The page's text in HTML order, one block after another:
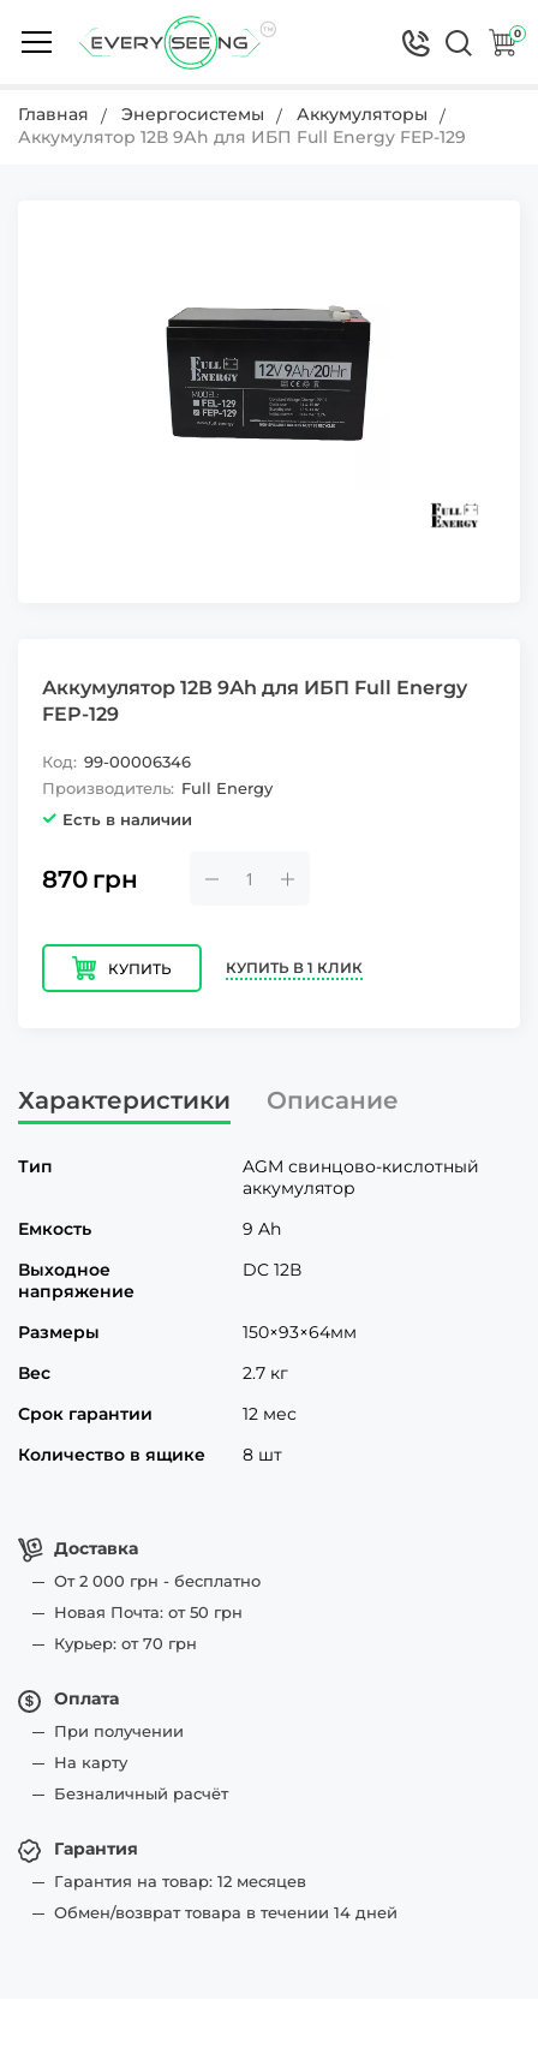
0
Главная Энергосистемы
Аккумуляторы
Аккумулятор 12В 9Аh для ИБП Full Energy FEP-129
Аккумулятор 12В 9Аh для ИБП Full Energy
FEP-129
Код: 99-00006346
Производитель: Full Energy
Есть в наличии
870 грн
КУПИТЬ КУПИТЬ В 1 КЛИК
Доставка
От 2 000 грн - бесплатно
Новая Почта: от 50 грн
Курьер: от 70 грн
Оплата
При получении
На карту
Безналичный расчёт
Гарантия
Гарантия на товар: 12 месяцев
Обмен/возврат товара в течении 14 дней
Характеристики Описание
Тип
AGM свинцово-кислотный
аккумулятор
Емкость
9 Ah
Выходное
напряжение
DC 12В
Размеры
150×93×64мм
Вес
2.7 кг
Срок гарантии
12 мес
Количество в ящике
8 шт